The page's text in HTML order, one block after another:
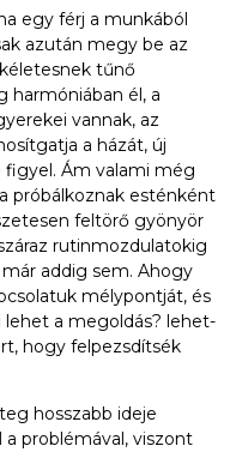
egy férj a munkából
azután megy be az
tűnő
harmóniában él, a
vannak, az
a házát, új
Ám valami még
próbálkoznak esténként
feltörő gyönyör
rutinmozdulatokig
addig sem. Ahogy
mélypontját, és
a megoldás? lehet-
hogy felpezsdítsék
hosszabb ideje
problémával, viszont